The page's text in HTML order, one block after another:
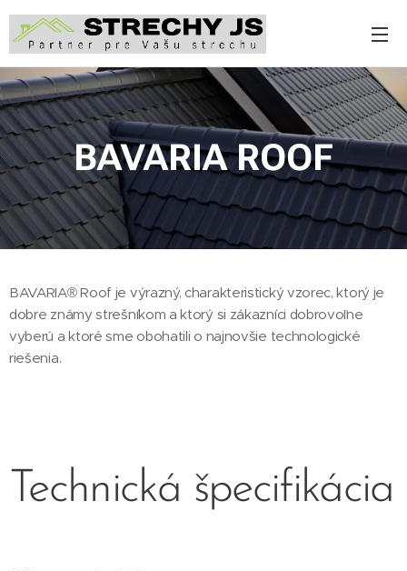
BAVARIA ROOF
BAVARIA® Roof je výrazný, charakteristický vzorec, ktorý je
dobre známy strešníkom a ktorý si zákazníci dobrovoľne
vyberú a ktoré sme obohatili o najnovšie technologické
riešenia.
Technická špecifikácia